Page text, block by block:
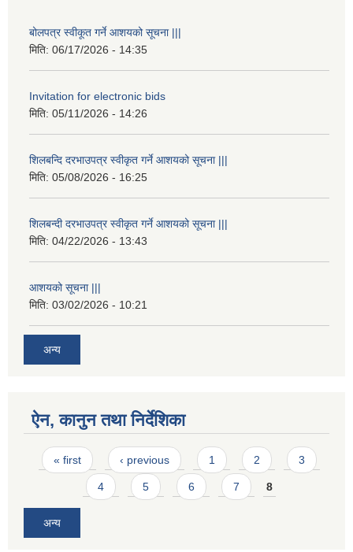
बोलपत्र स्वीकूत गर्ने आशयको सूचना |||
मिति: 06/17/2026 - 14:35
Invitation for electronic bids
मिति: 05/11/2026 - 14:26
शिलबन्दि दरभाउपत्र स्वीकृत गर्ने आशयको सूचना |||
मिति: 05/08/2026 - 16:25
शिलबन्दी दरभाउपत्र स्वीकृत गर्ने आशयको सूचना |||
मिति: 04/22/2026 - 13:43
आशयको सूचना |||
मिति: 03/02/2026 - 10:21
अन्य
ऐन, कानुन तथा निर्देशिका
Pages
« first ‹ previous 1 2 3
4 5 6 7 8
अन्य